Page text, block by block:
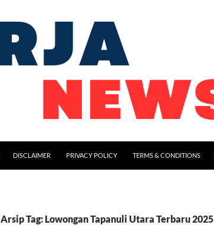
DISCLAIMER PRIVACY POLICY TERMS & CONDITIONS
Arsip Tag: Lowongan Tapanuli Utara Terbaru 2025